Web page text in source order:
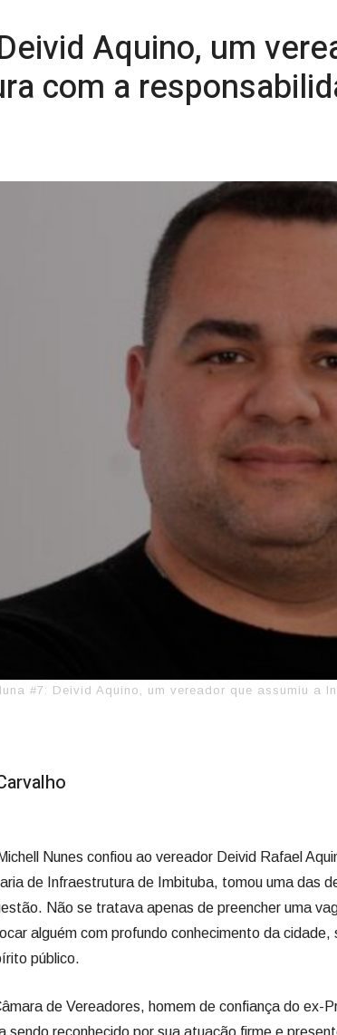
Aquino, um
com a
#7: Deivid Aquino, um vereador que assumiu a
Nunes confiou ao vereador Deivid Rafael
de Infraestrutura de Imbituba, tomou uma das
Não se tratava apenas de preencher uma
alguém com profundo conhecimento da cidade,
público.
de Vereadores, homem de confiança do ex-
sendo reconhecido por sua atuação firme e